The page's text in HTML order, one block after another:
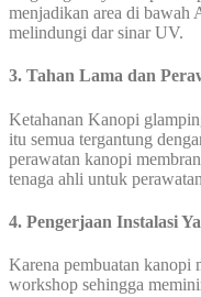
menjadikan area di bawah
melindungi dar sinar UV.
3. Tahan Lama dan
Ketahanan Kanopi
itu semua tergantung
perawatan kanopi
tenaga ahli untuk
4. Pengerjaan Instalasi
Karena pembuatan kanopi
workshop sehingga